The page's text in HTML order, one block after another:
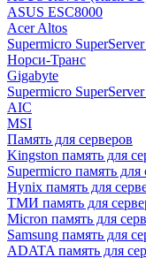
ASUS ESC8000
Acer Altos
Supermicro
Норси-Транс
Gigabyte
Supermicro
AIC
MSI
Память для серверов
Kingston память для
Supermicro память для
Hynix память для
ТМИ память для
Micron память для
Samsung память для
ADATA память для